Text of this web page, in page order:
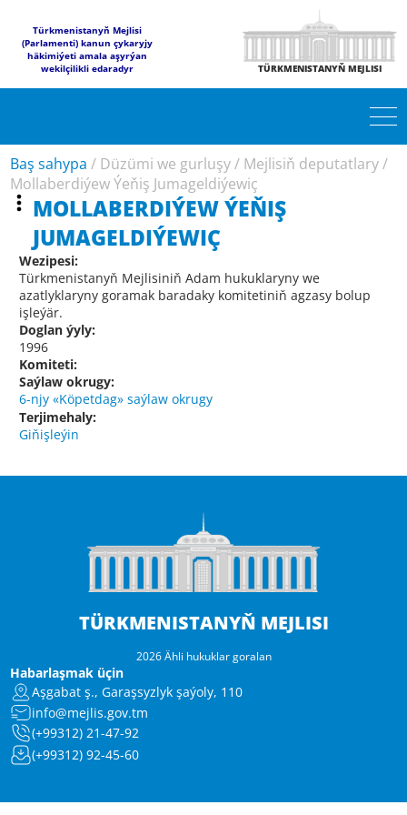
Türkmenistanyň Mejlisi
(Parlamenti) kanun çykaryjy
häkimiýeti amala aşyrýan
wekilçilikli edaradyr
TÜRKMENISTANYŇ MEJLISI
Baş sahypa / Düzümi we gurluşy/ Mejlisiň deputatlary/
Mollaberdiýew Ýeňiş Jumageldiýewiç
MOLLABERDIÝEW ÝEŇIŞ
JUMAGELDIÝEWIÇ
Wezipesi:
Türkmenistanyň Mejlisiniň Adam hukuklaryny we
azatlyklaryny goramak baradaky komitetiniň agzasy bolup
işleýär.
Doglan ýyly:
1996
Komiteti:
Saýlaw okrugy:
6-njy «Köpetdag» saýlaw okrugy
Terjimehaly:
Giňişleýin
TÜRKMENISTANYŇ MEJLISI
2026 Ähli hukuklar goralan
Habarlaşmak üçin
Aşgabat ş., Garaşsyzlyk şaýoly, 110
info@mejlis.gov.tm
(+99312) 21-47-92
(+99312) 92-45-60